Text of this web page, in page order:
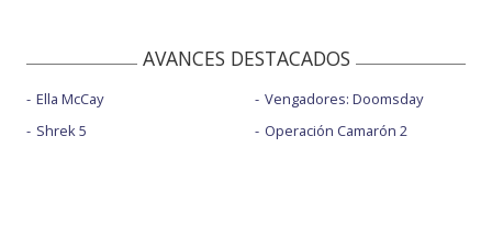
AVANCES DESTACADOS
Ella McCay
Shrek 5
Vengadores: Doomsday
Operación Camarón 2